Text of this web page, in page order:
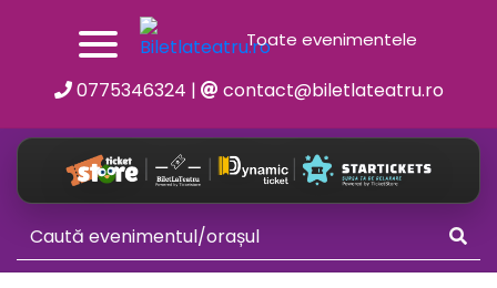
Toate evenimentele
0775346324 | contact@biletlateatru.ro